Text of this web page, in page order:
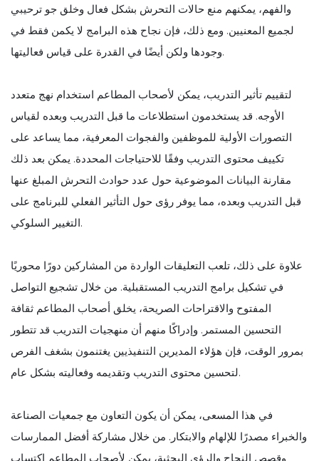
والفهم، يمكنهم منع حالات التحرش بشكل فعال وخلق جو ترحيبي
لجميع المعنيين. ومع ذلك، فإن نجاح هذه البرامج لا يكمن فقط في
وجودها ولكن أيضًا في القدرة على قياس فعاليتها.
لتقييم تأثير التدريب، يمكن لأصحاب المطاعم استخدام نهج متعدد
الأوجه. قد يستخدمون استطلاعات ما قبل التدريب وبعده لقياس
التصورات الأولية للموظفين والفجوات المعرفية، مما يساعد على
تكييف محتوى التدريب وفقًا للاحتياجات المحددة. يمكن بعد ذلك
مقارنة البيانات الموضوعية حول عدد حوادث التحرش المبلغ عنها
قبل التدريب وبعده، مما يوفر رؤى حول التأثير الفعلي للبرنامج على
التغيير السلوكي.
علاوة على ذلك، تلعب التعليقات الواردة من المشاركين دورًا محوريًا
في تشكيل برامج التدريب المستقبلية. من خلال تشجيع التواصل
المفتوح والاقتراحات الصريحة، يخلق أصحاب المطاعم ثقافة
التحسين المستمر. وإدراكًا منهم أن منهجيات التدريب قد تتطور
بمرور الوقت، فإن هؤلاء المديرين التنفيذيين يغتنمون بشغف الفرص
لتحسين محتوى التدريب وتقديمه وفعاليته بشكل عام.
في هذا المسعى، يمكن أن يكون التعاون مع جمعيات الصناعة
والخبراء مصدرًا للإلهام والابتكار. من خلال مشاركة أفضل الممارسات
وقصص النجاح والرؤى البحثية، يمكن لأصحاب المطاعم اكتساب